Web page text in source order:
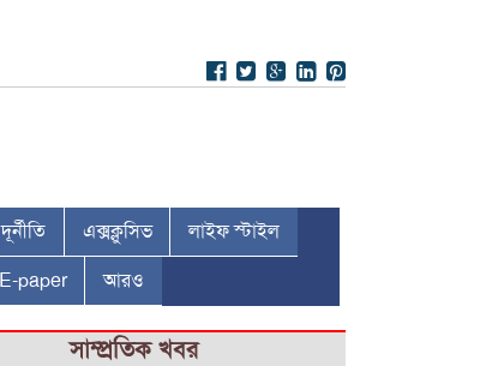
এক্সক্লুসিভ লাইফ স্টাইল
E-paper আরও
সাম্প্রতিক খবর